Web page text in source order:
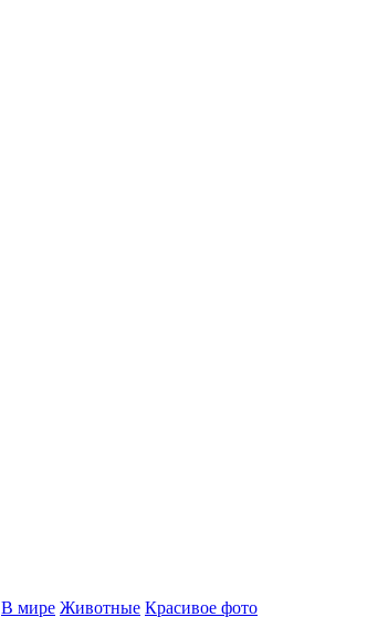
В мире Животные Красивое фото